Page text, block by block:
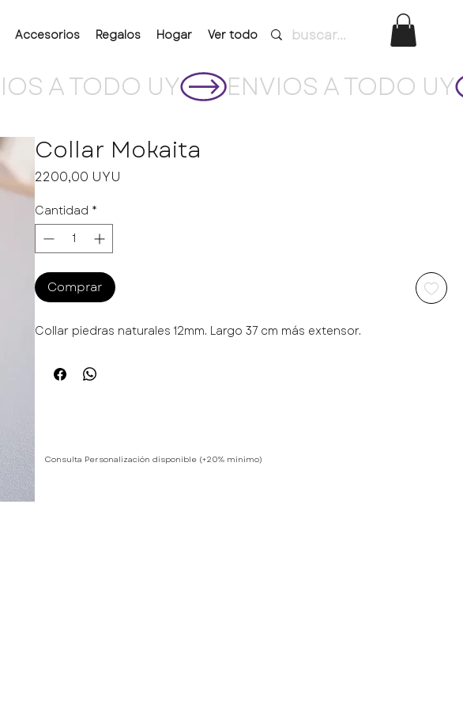
Accesorios Regalos Hogar Ver todo
Collar Mokaita
2200,00 UYU
Cantidad *
Comprar
Collar piedras naturales 12mm. Largo 37 cm más extensor.
Consulta Personalización disponible (+20% mínimo)